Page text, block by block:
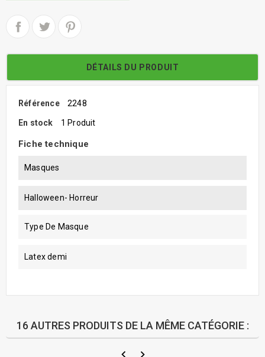
DÉTAILS DU PRODUIT
Référence 2248
En stock 1 Produit
Fiche technique
Masques
Halloween- Horreur
Type De Masque
Latex demi
16 AUTRES PRODUITS DE LA MÊME CATÉGORIE :